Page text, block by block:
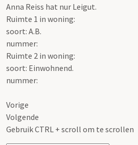
Anna Reiss hat nur Leigut.
Ruimte 1 in woning:
soort: A.B.
nummer:
Ruimte 2 in woning:
soort: Einwohnend.
nummer:
Vorige
Volgende
Gebruik CTRL + scroll om te scrollen